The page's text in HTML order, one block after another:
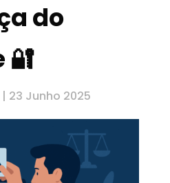
do
🔐
| 23 Junho 2025